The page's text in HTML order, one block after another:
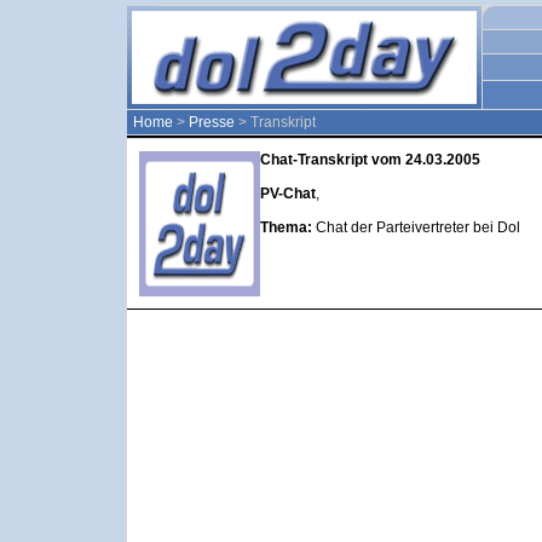
Home > Presse > Transkript
Chat-Transkript vom 24.03.2005
PV-Chat,
Thema: Chat der Parteivertreter bei Dol